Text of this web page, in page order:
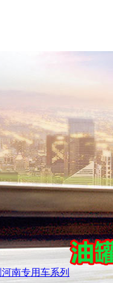
河南专用车系列